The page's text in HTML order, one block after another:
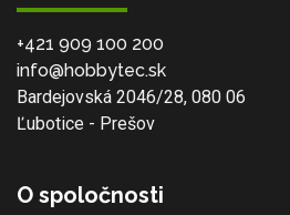
+421 909 100 200
info@hobbytec.sk
Bardejovská 2046/28, 080 06
Ľubotice - Prešov
O spoločnosti